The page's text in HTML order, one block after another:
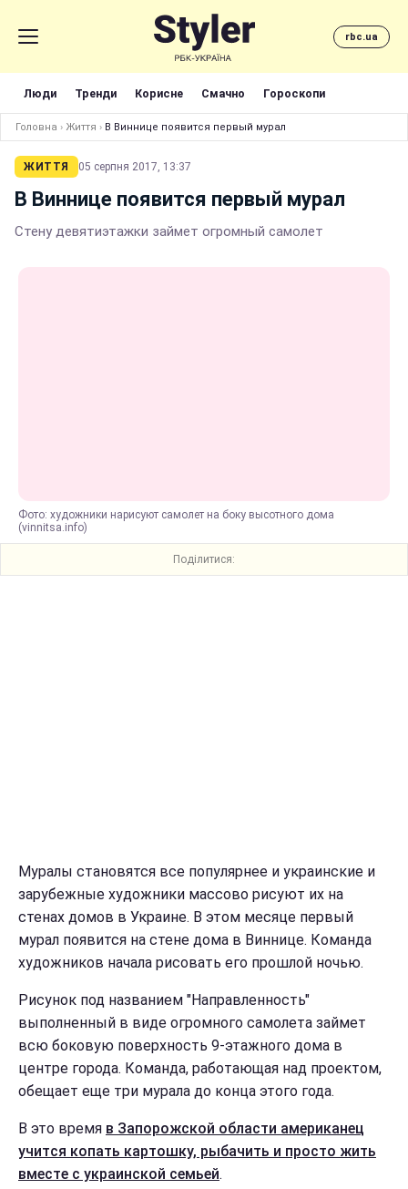
rbc.ua
Люди Тренди Корисне Смачно Гороскопи
Головна › Життя › В Виннице появится первый мурал
ЖИТТЯ 05 серпня 2017, 13:37
В Виннице появится первый мурал
Стену девятиэтажки займет огромный самолет
Фото: художники нарисуют самолет на боку высотного дома
(vinnitsa.info)
Поділитися:
Муралы становятся все популярнее и украинские и
зарубежные художники массово рисуют их на
стенах домов в Украине. В этом месяце первый
мурал появится на стене дома в Виннице. Команда
художников начала рисовать его прошлой ночью.
Рисунок под названием "Направленность"
выполненный в виде огромного самолета займет
всю боковую поверхность 9-этажного дома в
центре города. Команда, работающая над проектом,
обещает еще три мурала до конца этого года.
В это время в Запорожской области американец
учится копать картошку, рыбачить и просто жить
вместе с украинской семьей.